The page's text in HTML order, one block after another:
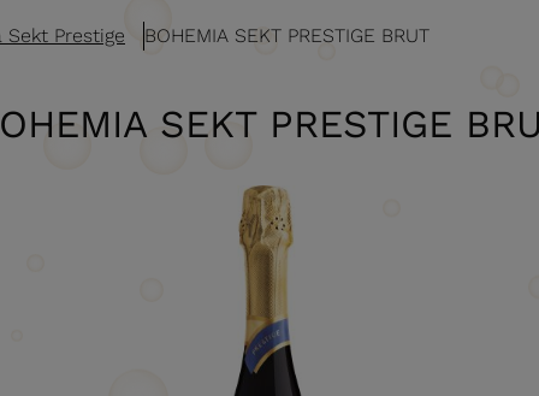
Sekt Prestige BOHEMIA SEKT PRESTIGE BRUT
SEKT PRESTIGE